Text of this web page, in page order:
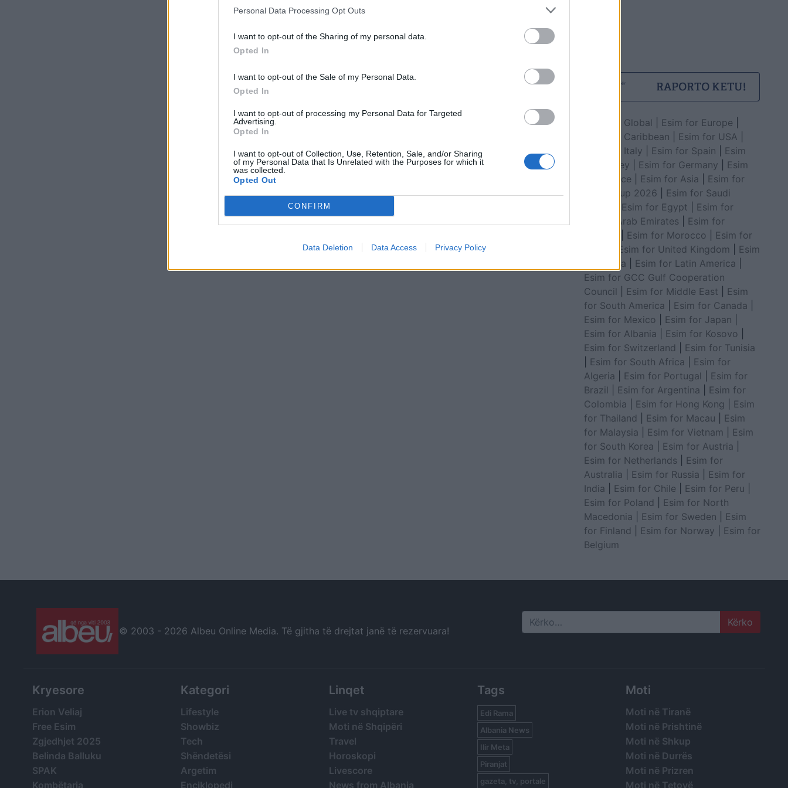
Personal Data Processing Opt Outs
I want to opt-out of the Sharing of my personal data.
Opted In
I want to opt-out of the Sale of my Personal Data.
Opted In
I want to opt-out of processing my Personal Data for Targeted
Advertising.
Opted In
I want to opt-out of Collection, Use, Retention, Sale, and/or Sharing
of my Personal Data that Is Unrelated with the Purposes for which it
was collected.
Opted Out
CONFIRM
Data Deletion Data Access Privacy Policy
Esim for Global Esim for Europe
Esim for Caribbean
Esim for USA
Esim for Italy
Esim for Spain
Esim
for Turkey
Esim for Germany
Esim
for Greece
Esim for Asia
Esim for
World Cup 2026
Esim for Saudi
Esim for Egypt
Esim for
United Arab Emirates
Esim for
Esim for Morocco
Esim for
Esim for United Kingdom
Esim
for Africa
Esim for Latin America
Esim for GCC Gulf Cooperation
Council
Esim for Middle East
Esim
for South America
Esim for Canada
Esim for Mexico
Esim for Japan
Esim for Albania
Esim for Kosovo
Esim for Switzerland
Esim for Tunisia
Esim for South Africa
Esim for
Algeria
Esim for Portugal
Esim for
Brazil
Esim for Argentina
Esim for
Colombia
Esim for Hong Kong
Esim
for Thailand
Esim for Macau
Esim
for Malaysia
Esim for Vietnam
Esim
for South Korea
Esim for Austria
Esim for Netherlands
Esim for
Australia
Esim for Russia
Esim for
India
Esim for Chile Esim for Peru
Esim for Poland
Esim for North
Macedonia
Esim for Sweden
Esim
for Finland
Esim for Norway
Esim for
Belgium
© 2003 - 2026 Albeu Online Media. Të gjitha të drejtat janë të rezervuara! Search
Kryesore
Erion Veliaj
Free Esim
Zgjedhjet 2025
Belinda Balluku
SPAK
Kombëtarja
Kategori
Lifestyle
Showbiz
Tech
Shëndetësi
Argetim
Enciklopedi
Linqet
Live tv shqiptare
Moti në Shqipëri
Travel
Horoskopi
Livescore
News from Albania
Tags
Edi Rama
Albania News
Ilir Meta
Piranjat
gazeta, tv, portale
Moti
Moti në Tiranë
Moti në Prishtinë
Moti në Shkup
Moti në Durrës
Moti në Prizren
Moti në Tetovë